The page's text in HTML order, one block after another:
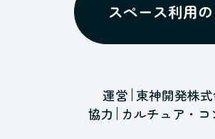
スペース利用
運営 東神開発株
協力
カルチュア・